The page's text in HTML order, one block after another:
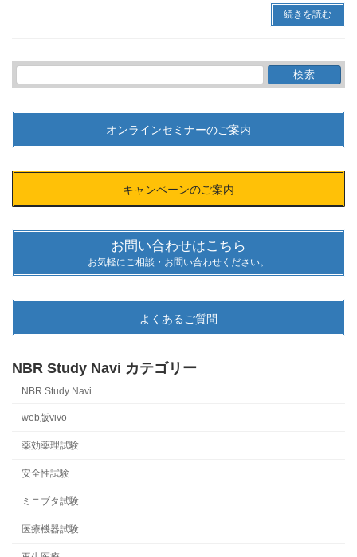
続きを読む
検
索:
オンラインセミナーのご案内
キャンペーンのご案内
お問い合わせはこちら
お気軽にご相談・お問い合わせください。
よくあるご質問
NBR Study Navi カテゴリー
NBR Study Navi
web版vivo
薬効薬理試験
安全性試験
ミニブタ試験
医療機器試験